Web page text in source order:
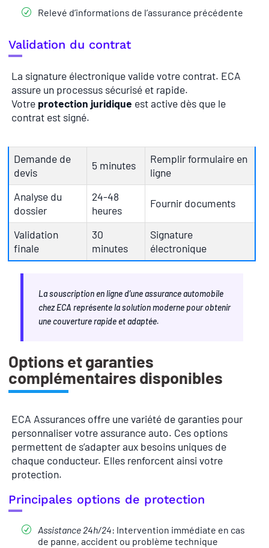
Relevé d’informations de l’assurance précédente
Validation du contrat
La signature électronique valide votre contrat. ECA
assure un processus sécurisé et rapide.
Votre protection juridique est active dès que le
contrat est signé.
Demande de
devis
5 minutes
Remplir formulaire en
ligne
Analyse du
dossier
24-48
heures
Fournir documents
Validation
finale
30
minutes
Signature
électronique
La souscription en ligne d’une assurance automobile
chez ECA représente la solution moderne pour obtenir
une couverture rapide et adaptée.
Options et garanties
complémentaires disponibles
ECA Assurances offre une variété de garanties pour
personnaliser votre assurance auto. Ces options
permettent de s’adapter aux besoins uniques de
chaque conducteur. Elles renforcent ainsi votre
protection.
Principales options de protection
Assistance 24h/24: Intervention immédiate en cas
de panne, accident ou problème technique